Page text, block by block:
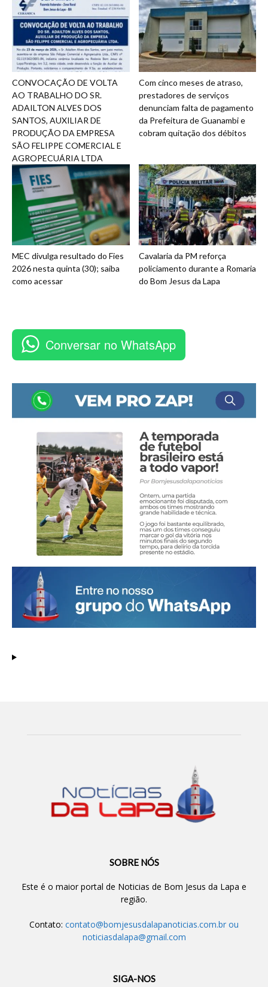
CONVOCAÇÃO DE VOLTA
AO TRABALHO DO SR.
ADAILTON ALVES DOS
SANTOS, AUXILIAR DE
PRODUÇÃO DA EMPRESA
SÃO FELIPPE COMERCIAL E
AGROPECUÁRIA LTDA
Com cinco meses de atraso,
prestadores de serviços
denunciam falta de pagamento
da Prefeitura de Guanambi e
cobram quitação dos débitos
MEC divulga resultado do Fies
2026 nesta quinta (30); saiba
como acessar
Cavalaria da PM reforça
policiamento durante a Romaria
do Bom Jesus da Lapa
Conversar no WhatsApp
SOBRE NÓS
Este é o maior portal de Noticias de Bom Jesus da Lapa e
região.
Contato: contato@bomjesusdalapanoticias.com.br ou
noticiasdalapa@gmail.com
SIGA-NOS